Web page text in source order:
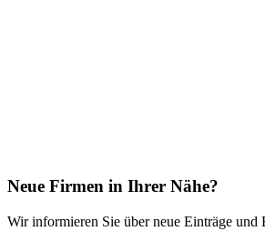
Neue Firmen in Ihrer Nähe?
Wir informieren Sie über neue Einträge und